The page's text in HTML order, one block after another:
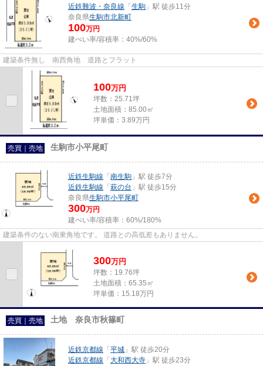
近鉄難波・奈良線 「 生駒 」駅 徒歩11分
奈良県生駒市北新町
100万円
建ぺい率/容積率： 40%/60%
建築条件無し 南西角地 道路とフラット
100万円
坪数：25.71坪
土地面積：85.00㎡
坪単価：3.89万円
売買｜売地 生駒市小平尾町
近鉄生駒線 「 南生駒 」駅 徒歩7分
近鉄生駒線 「 萩の台 」駅 徒歩15分
奈良県生駒市小平尾町
300万円
建ぺい率/容積率： 60%/180%
建築条件のない南東角地です。 道路との高低差もありません。
300万円
坪数：19.76坪
土地面積：65.35㎡
坪単価：15.18万円
売買｜売地 土地 奈良市秋篠町
近鉄京都線 「 平城 」駅 徒歩20分
近鉄京都線 「 大和西大寺 」駅 徒歩23分